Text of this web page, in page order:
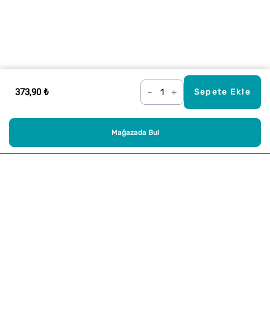
373,90 ₺ – + Sepete Ekle
Mağazada Bul